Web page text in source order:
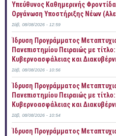
Yπεύθυνος Καθημερινής
Οργάνωση Υποστήριξης Νέων
Σάβ, 08/08/2026 - 12:59
Ίδρυση Προγράμματος
Πανεπιστημίου Πειραιώς με
Κυβερνοασφάλειας και
Σάβ, 08/08/2026 - 10:56
Ίδρυση Προγράμματος
Πανεπιστημίου Πειραιώς με
Κυβερνοασφάλειας και
Σάβ, 08/08/2026 - 10:54
Ίδρυση Προγράμματος